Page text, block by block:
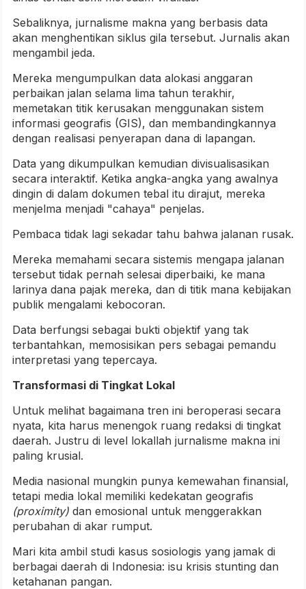
Sebaliknya, jurnalisme makna yang berbasis data
akan menghentikan siklus gila tersebut. Jurnalis akan
mengambil jeda.
Mereka mengumpulkan data alokasi anggaran
perbaikan jalan selama lima tahun terakhir,
memetakan titik kerusakan menggunakan sistem
informasi geografis (GIS), dan membandingkannya
dengan realisasi penyerapan dana di lapangan.
Data yang dikumpulkan kemudian divisualisasikan
secara interaktif. Ketika angka-angka yang awalnya
dingin di dalam dokumen tebal itu dirajut, mereka
menjelma menjadi "cahaya" penjelas.
Pembaca tidak lagi sekadar tahu bahwa jalanan rusak.
Mereka memahami secara sistemis mengapa jalanan
tersebut tidak pernah selesai diperbaiki, ke mana
larinya dana pajak mereka, dan di titik mana kebijakan
publik mengalami kebocoran.
Data berfungsi sebagai bukti objektif yang tak
terbantahkan, memosisikan pers sebagai pemandu
interpretasi yang tepercaya.
Transformasi di Tingkat Lokal
Untuk melihat bagaimana tren ini beroperasi secara
nyata, kita harus menengok ruang redaksi di tingkat
daerah. Justru di level lokallah jurnalisme makna ini
paling krusial.
Media nasional mungkin punya kemewahan finansial,
tetapi media lokal memiliki kedekatan geografis
(proximity) dan emosional untuk menggerakkan
perubahan di akar rumput.
Mari kita ambil studi kasus sosiologis yang jamak di
berbagai daerah di Indonesia: isu krisis stunting dan
ketahanan pangan.